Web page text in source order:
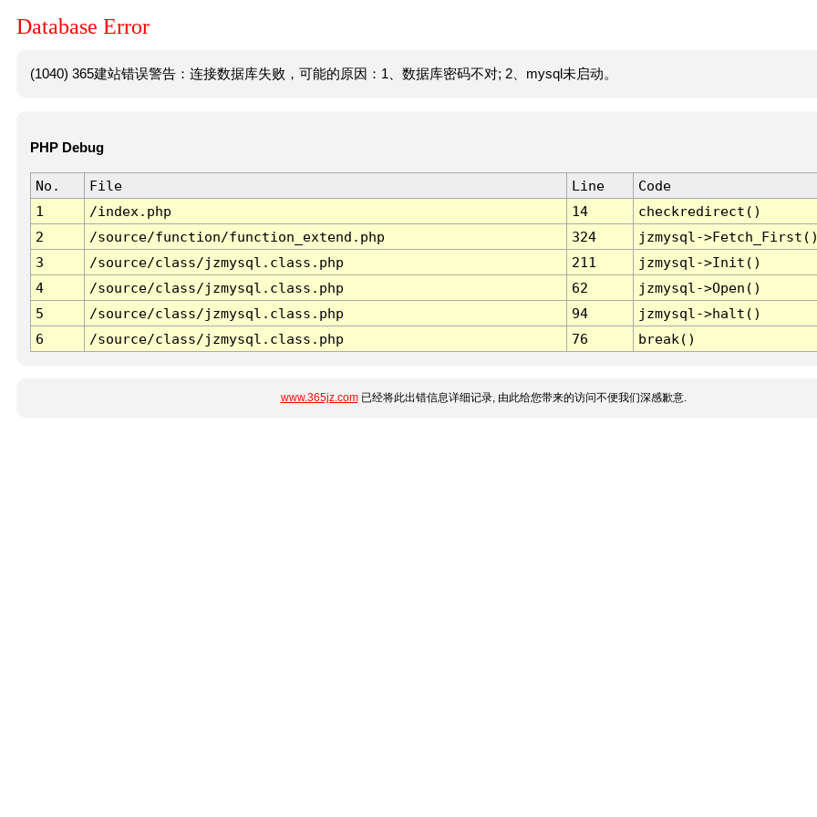
Database Error
(1040) 365建站错误警告：连接数据库失败，可能的原因：1、数据库密码不对; 2、mysql未启动。
PHP Debug
No. File Line
Code
1
/index.php 14
checkredirect()
2
/source/function/function_extend.php 324
jzmysql-
3
/source/class/jzmysql.class.php 211
jzmysql->Init()
4
/source/class/jzmysql.class.php 62
jzmysql->Open()
5
/source/class/jzmysql.class.php 94
jzmysql->halt()
6
/source/class/jzmysql.class.php 76 break()
www.365jz.com已经将此出错信息详细记录, 由此给您带来的访问不便我们深感歉意.